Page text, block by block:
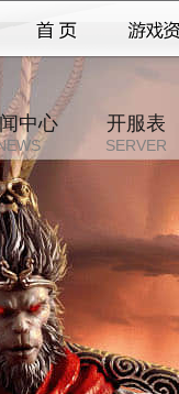
中心 开服表
SERVER